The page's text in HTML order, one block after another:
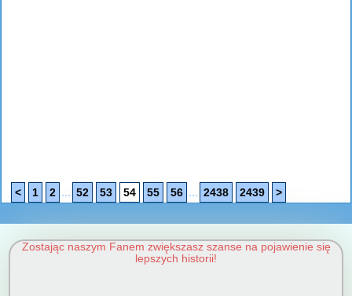
< 1 2 ... 52 53 54 55 56 ... 2438 2439 >
Zostając naszym Fanem zwiększasz szanse na pojawienie się
lepszych historii!